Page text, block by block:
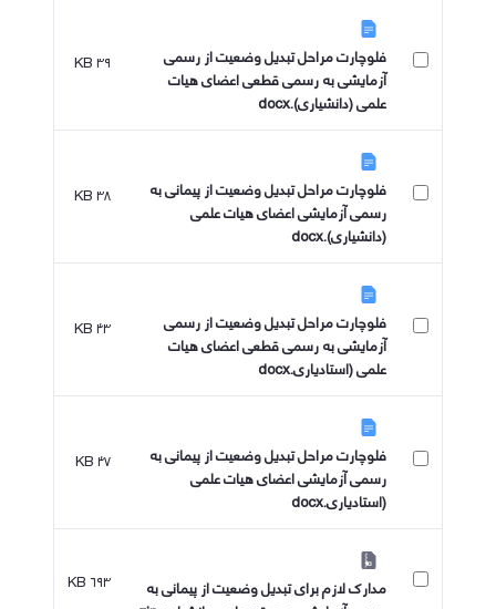
فلوچارت مراحل تبدیل وضعیت از رسمی
آزمایشی به رسمی قطعی اعضای هیات
علمی (دانشیاری).docx
۳۹ KB
فلوچارت مراحل تبدیل وضعیت از پیمانی به
رسمی آزمایشی اعضای هیات علمی
(دانشیاری).docx
۳۸ KB
فلوچارت مراحل تبدیل وضعیت از رسمی
آزمایشی به رسمی قطعی اعضای هیات
علمی (استادیاری.docx
۴۳ KB
فلوچارت مراحل تبدیل وضعیت از پیمانی به
رسمی آزمایشی اعضای هیات علمی
(استادیاری.docx
۴۷ KB
مدارک لازم برای تبدیل وضعیت از پیمانی به
۶۹۳ KB